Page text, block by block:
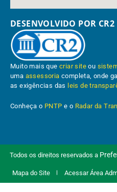
DESENVOLVIDO POR CR2
Muito mais quecriar site ou
uma assessoria completa, onde
as exigências das leis de
Conheça o PNTP e o Radar da
Todos os direitos reservados a
Mapa do Site Acessar Área